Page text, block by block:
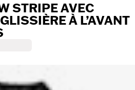
STRIPE AVEC
À L’AVANT